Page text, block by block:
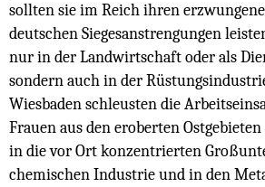
sollten sie im Reich ihren
deutschen Siegesanstrengungen
nur in der Landwirtschaft oder als
sondern auch in der
Wiesbaden schleusten die
Frauen aus den eroberten
in die vor Ort konzentrierten
chemischen Industrie und in den